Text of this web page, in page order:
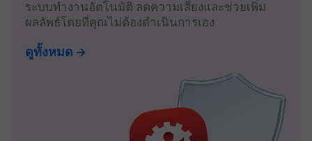
ระบบทำงานอัตโนมัติ ลดความเสี่ยงและช่วยเพิ่ม
ผลลัพธ์โดยที่คุณไม่ต้องดำเนินการเอง
ดูทั้งหมด